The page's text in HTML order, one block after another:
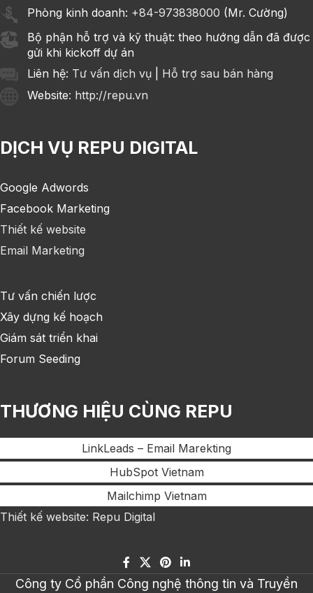
Phòng kinh doanh: +84-973838000 (Mr. Cường)
Bộ phận hỗ trợ và kỹ thuật: theo hướng dẫn đã được
gửi khi kickoff dự án
Liên hệ: Tư vấn dịch vụ
Hỗ trợ sau bán hàng
Website: http://repu.vn
DỊCH VỤ REPU DIGITAL
Google Adwords
Facebook Marketing
Thiết kế website
Email Marketing
Tư vấn chiến lược
Xây dựng kế hoạch
Giám sát triển khai
Forum Seeding
THƯƠNG HIỆU CÙNG REPU
LinkLeads – Email Marekting
HubSpot Vietnam
Mailchimp Vietnam
Thiết kế website: Repu Digital
Công ty Cổ phần Công nghệ thông tin và Truyền